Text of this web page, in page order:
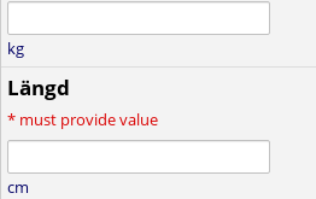
kg
Längd
* must provide value
cm